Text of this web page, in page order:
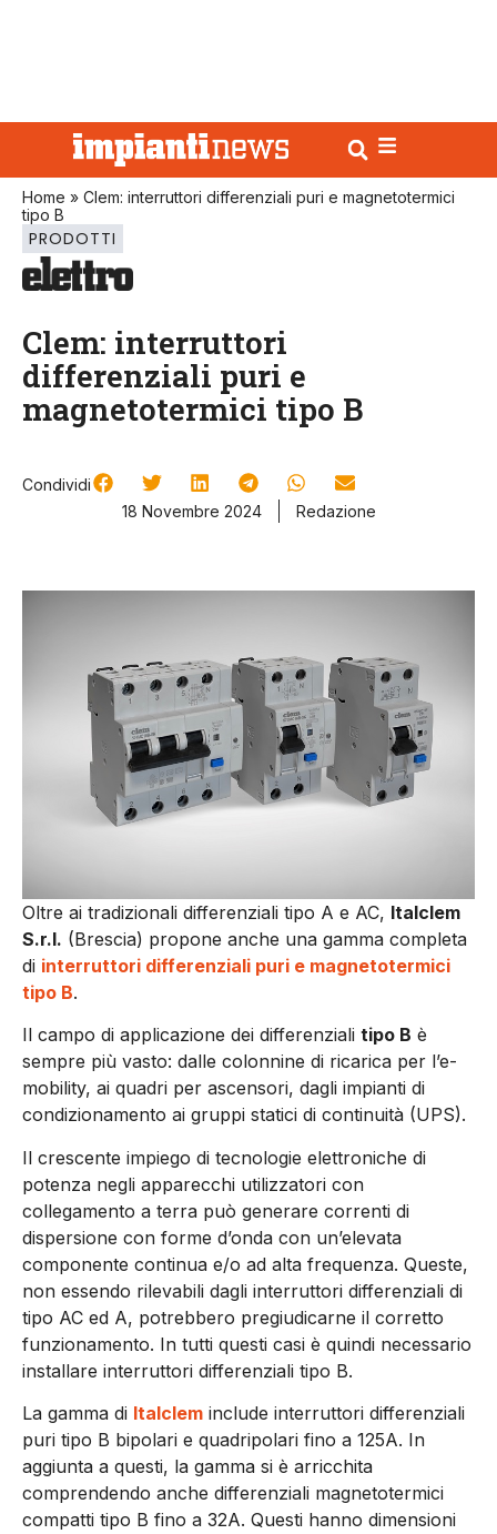
Home » Clem: interruttori differenziali puri e magnetotermici
tipo B
PRODOTTI
Clem: interruttori
differenziali puri e
magnetotermici tipo B
Condividi
18 Novembre 2024
Redazione
Oltre ai tradizionali differenziali tipo A e AC, Italclem
S.r.l. (Brescia) propone anche una gamma completa
di interruttori differenziali puri e magnetotermici
tipo B.
Il campo di applicazione dei differenziali tipo B è
sempre più vasto: dalle colonnine di ricarica per l’e-
mobility, ai quadri per ascensori, dagli impianti di
condizionamento ai gruppi statici di continuità (UPS).
Il crescente impiego di tecnologie elettroniche di
potenza negli apparecchi utilizzatori con
collegamento a terra può generare correnti di
dispersione con forme d’onda con un’elevata
componente continua e/o ad alta frequenza. Queste,
non essendo rilevabili dagli interruttori differenziali di
tipo AC ed A, potrebbero pregiudicarne il corretto
funzionamento. In tutti questi casi è quindi necessario
installare interruttori differenziali tipo B.
La gamma di Italclem include interruttori differenziali
puri tipo B bipolari e quadripolari fino a 125A. In
aggiunta a questi, la gamma si è arricchita
comprendendo anche differenziali magnetotermici
compatti tipo B fino a 32A. Questi hanno dimensioni